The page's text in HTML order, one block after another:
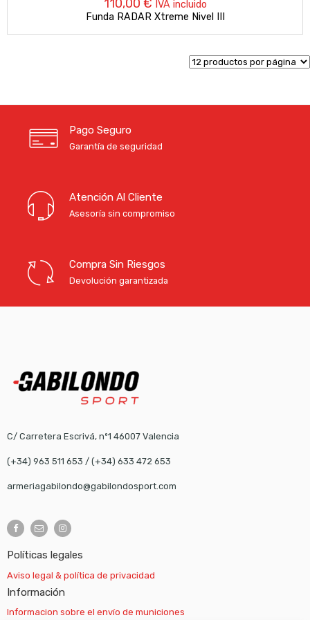
IVA incluido
Funda RADAR Xtreme Nivel III
Pago Seguro
Garantía de seguridad
Atención Al Cliente
Asesoría sin compromiso
Compra Sin Riesgos
Devolución garantizada
C/ Carretera Escrivá, nº1 46007 Valencia
(+34) 963 511 653 / (+34) 633 472 653
armeriagabilondo@gabilondosport.com
Políticas legales
Aviso legal & política de privacidad
Información
Informacion sobre el envío de municiones